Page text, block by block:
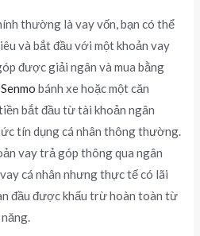
thường là vay vốn, bạn có thể
và bắt đầu với một khoản vay
được giải ngân và mua bằng
bánh xe hoặc một căn
bắt đầu từ tài khoản ngân
tín dụng cá nhân thông thường.
vay trả góp thông qua ngân
cá nhân nhưng thực tế có lãi
đầu được khấu trừ hoàn toàn từ